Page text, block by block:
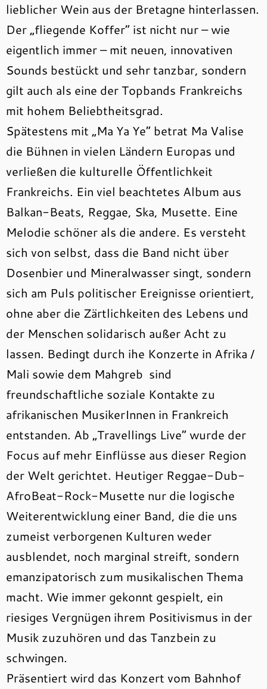
lieblicher Wein aus der Bretagne hinterlassen.
Der „fliegende Koffer“ ist nicht nur – wie
eigentlich immer – mit neuen, innovativen
Sounds bestückt und sehr tanzbar, sondern
gilt auch als eine der Topbands Frankreichs
mit hohem Beliebtheitsgrad.
Spätestens mit „Ma Ya Ye“ betrat Ma Valise
die Bühnen in vielen Ländern Europas und
verließen die kulturelle Öffentlichkeit
Frankreichs. Ein viel beachtetes Album aus
Balkan-Beats, Reggae, Ska, Musette. Eine
Melodie schöner als die andere. Es versteht
sich von selbst, dass die Band nicht über
Dosenbier und Mineralwasser singt, sondern
sich am Puls politischer Ereignisse orientiert,
ohne aber die Zärtlichkeiten des Lebens und
der Menschen solidarisch außer Acht zu
lassen. Bedingt durch ihe Konzerte in Afrika /
Mali sowie dem Mahgreb sind
freundschaftliche soziale Kontakte zu
afrikanischen MusikerInnen in Frankreich
entstanden. Ab „Travellings Live“ wurde der
Focus auf mehr Einflüsse aus dieser Region
der Welt gerichtet. Heutiger Reggae-Dub-
AfroBeat-Rock-Musette nur die logische
Weiterentwicklung einer Band, die die uns
zumeist verborgenen Kulturen weder
ausblendet, noch marginal streift, sondern
emanzipatorisch zum musikalischen Thema
macht. Wie immer gekonnt gespielt, ein
riesiges Vergnügen ihrem Positivismus in der
Musik zuzuhören und das Tanzbein zu
schwingen.
Präsentiert wird das Konzert vom Bahnhof